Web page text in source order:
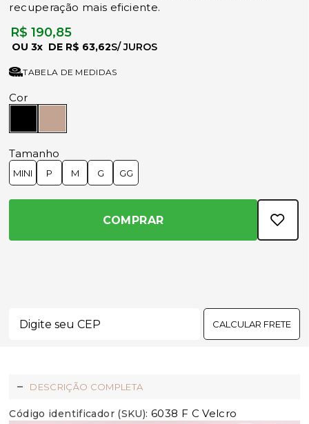
recuperação mais eficiente.
R$ 190,85
3x R$ 63,62
TABELA DE MEDIDAS
Cor
Tamanho
MINI P M G GG
COMPRAR
CALCULAR FRETE
DESCRIÇÃO COMPLETA
Código identificador (SKU): 6038 F C Velcro